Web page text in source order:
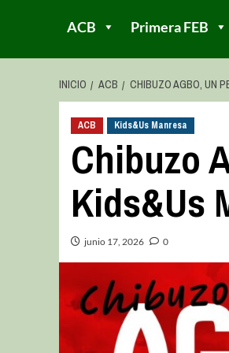
ACB Primera FEB
INICIO ACB CHIBUZO AGBO, UN
ACB Kids&Us Manresa
Chibuzo
Kids&Us
junio 17, 2026 0